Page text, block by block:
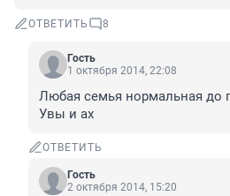
ОТВЕТИТЬ 8
Гость
1 октября 2014, 22:08
Любая семья нормальная до
Увы и ах
ОТВЕТИТЬ
Гость
2 октября 2014, 15:20